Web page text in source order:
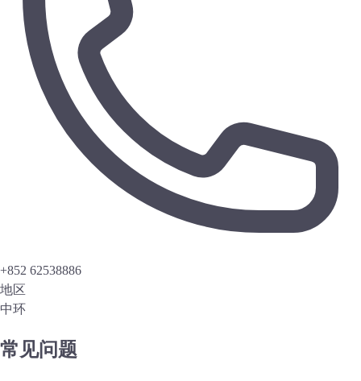
+852 62538886
地区
中环
常见问题